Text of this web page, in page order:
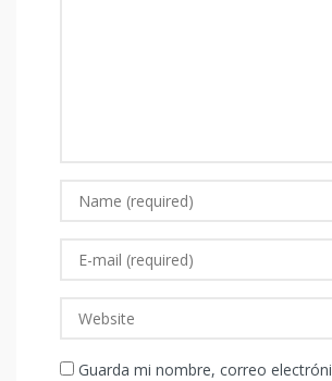
Guarda mi nombre, correo